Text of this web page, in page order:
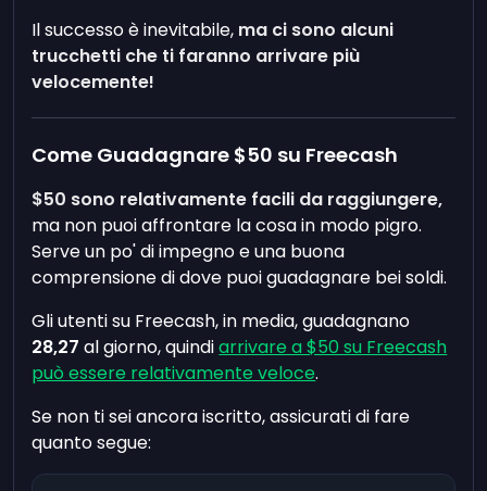
Il successo è inevitabile, ma ci sono alcuni
trucchetti che ti faranno arrivare più
velocemente!
Come Guadagnare $50 su Freecash
$50 sono relativamente facili da raggiungere,
ma non puoi affrontare la cosa in modo pigro.
Serve un po' di impegno e una buona
comprensione di dove puoi guadagnare bei soldi.
Gli utenti su Freecash, in media, guadagnano
28,27 al giorno, quindiarrivare a $50 su Freecash
può essere relativamente veloce.
Se non ti sei ancora iscritto, assicurati di fare
quanto segue: